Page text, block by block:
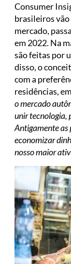
Consumer
brasileiros vão
mercado,
em 2022. Na
são feitas por
disso, o
com a
residências,
o mercado
unir tecnologia,
Antigamente as
economizar
nosso maior